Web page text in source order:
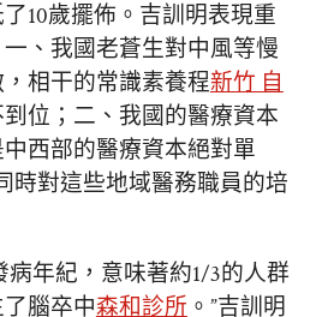
10歲擺佈。吉訓明表現重
、我國老蒼生對中風等慢
相干的常識素養程新竹 自
位；二、我國的醫療資本
西部的醫療資本絕對單
時對這些地域醫務職員的培
病年紀，意味著約1/3的人群
腦卒中森和診所。”吉訓明